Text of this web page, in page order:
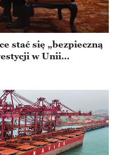
stać się „bezpieczną
w Unii